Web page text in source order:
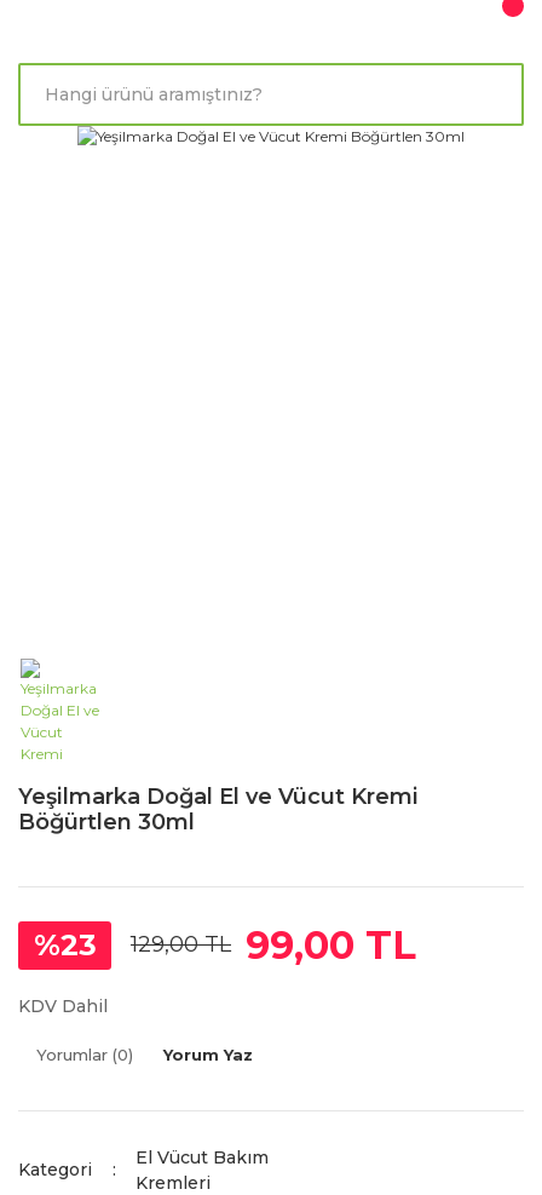
Yeşilmarka Doğal El ve Vücut Kremi
Böğürtlen 30ml
%23 129,00 TL 99,00 TL
KDV Dahil
Yorumlar (0) Yorum Yaz
Kategori
El Vücut Bakım
Kremleri